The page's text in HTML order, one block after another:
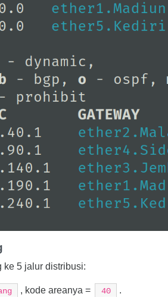
ke 5 jalur distribusi:
, kode areanya = 40 .